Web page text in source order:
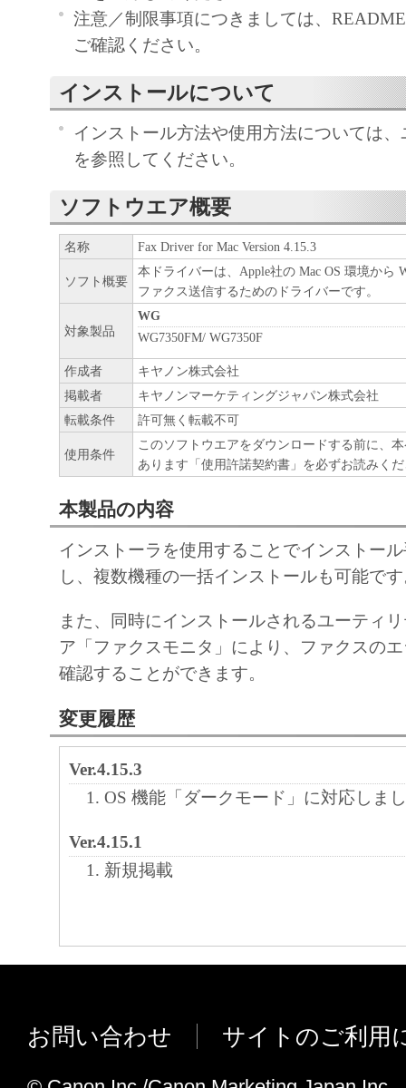
実行することのいずれも含むものとします
非独占的権利をお客様に対して許諾します
ューター上で、かかるコンピューターの使
るコンピューターの使用者に本契約書上の
を遵守させるとともに、その履行に関し全
を条件とします。
(2) お客様は、上記(1)に基づいて「本ソフ
するためのバックアップとして、「本ソフ
部、複製することができます。
(3) 上記(1)および(2)に定める場合を除き、
ヤノンのライセンサーのいかなる知的財産
と黙示たるとを問わず、本契約書によって
るいは許諾されるものではありません。
２．制限
(1) お客様は、再使用許諾、譲渡、販売、
くは貸与その他の方法により、第三者に「
ア」を使用させることはできません。
(2) お客様は、「本ソフトウェア」の全部
正、改変、逆コンパイル、逆アセンブル、
エンジニアリング等することはできません
このような行為をさせてはなりません。
３．著作権表示
お客様は、「本ソフトウェア」に含まれる
キヤノンのライセンサーの著作権表示を変
しくは削除してはなりません。
４．所有権
「本ソフトウェア」に係る権原および所有
す。
６．サポートおよびアップデート
キヤノン、キヤノンの子会社、関係会社、
理店および販売店、並びにキヤノンのライ
注意／制限事項につきましては、
ご確認ください。
インストールについて
インストール方法や使用方法については
を参照してください。
ソフトウエア概要
名称 Fax Driver for Mac Version 4.15.3
ソフト概要
本ドライバーは、Apple社の Mac OS 環境から
ファクス送信するためのドライバーです。
対象製品
WG
WG7350FM/ WG7350F
作成者
キヤノン株式会社
掲載者
キヤノンマーケティングジャパン株式会社
転載条件
許可無く転載不可
使用条件
このソフトウエアをダウンロードする前に、
あります「使用許諾契約書」を必ずお読みく
本製品の内容
インストーラを使用することでインストー
し、複数機種の一括インストールも可能で
また、同時にインストールされるユーティ
ア「ファクスモニタ」により、ファクスの
確認することができます。
変更履歴
Ver.4.15.3
OS 機能「ダークモード」に対応しま
Ver.4.15.1
新規掲載
お問い合わせ サイトのご利用